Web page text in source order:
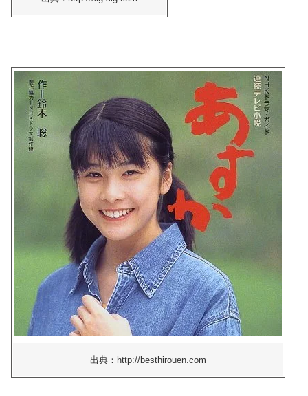
出典：http://besthirouen.com